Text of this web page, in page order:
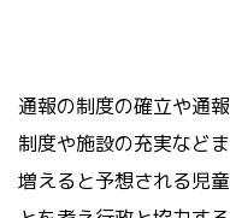
通報の制度の確立や通
制度や施設の充実など
増えると予想される児